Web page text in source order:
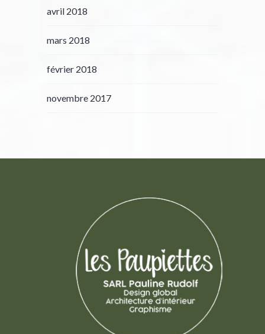
avril 2018
mars 2018
février 2018
novembre 2017